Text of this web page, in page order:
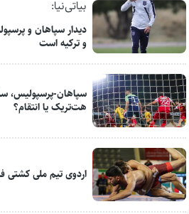
بیاتی‌نیا:
دیدار سپاهان و
و ترکیه است
سپاهان-پرسپولیس،
هت‌تریک یا انتقام؟
اردوی تیم ملی کشتی فرنگی از ۲۶